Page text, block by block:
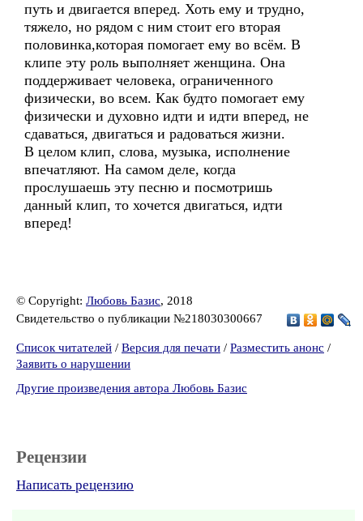
путь и двигается вперед. Хоть ему и трудно,
тяжело, но рядом с ним стоит его вторая
половинка,которая помогает ему во всём. В
клипе эту роль выполняет женщина. Она
поддерживает человека, ограниченного
физически, во всем. Как будто помогает ему
физически и духовно идти и идти вперед, не
сдаваться, двигаться и радоваться жизни.
В целом клип, слова, музыка, исполнение
впечатляют. На самом деле, когда
прослушаешь эту песню и посмотришь
данный клип, то хочется двигаться, идти
вперед!
© Copyright: Любовь Базис, 2018
Свидетельство о публикации №218030300667
Список читателей / Версия для печати / Разместить анонс /
Заявить о нарушении
Другие произведения автора Любовь Базис
Рецензии
Написать рецензию